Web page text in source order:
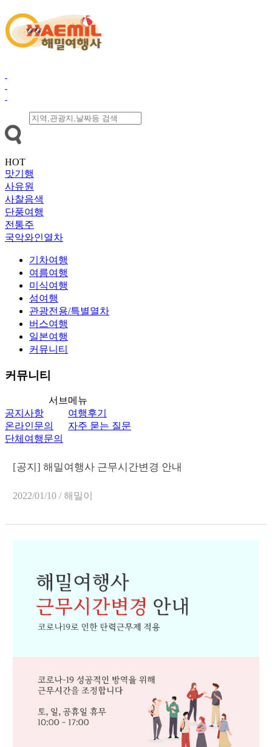
HOT
맛기행
사유원
사찰음색
단풍여행
전통주
국악와인열차
기차여행
여름여행
미식여행
섬여행
관광전용/특별열차
버스여행
일본여행
커뮤니티
커뮤니티
서브메뉴
공지사항
여행후기
온라인문의
자주 묻는 질문
단체여행문의
[공지] 해밀여행사 근무시간변경 안내
2022/01/10 / 해밀이